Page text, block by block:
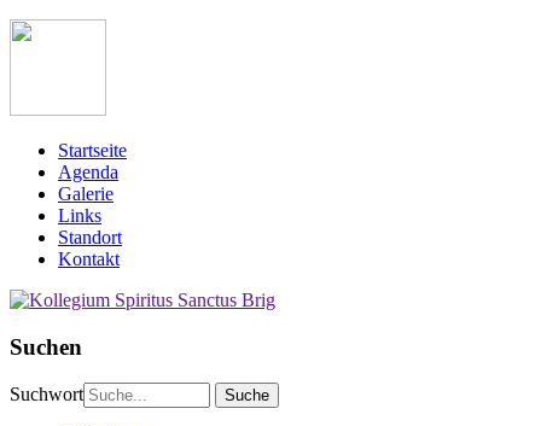
Startseite
Agenda
Galerie
Links
Standort
Kontakt
Suchen
Suchwort